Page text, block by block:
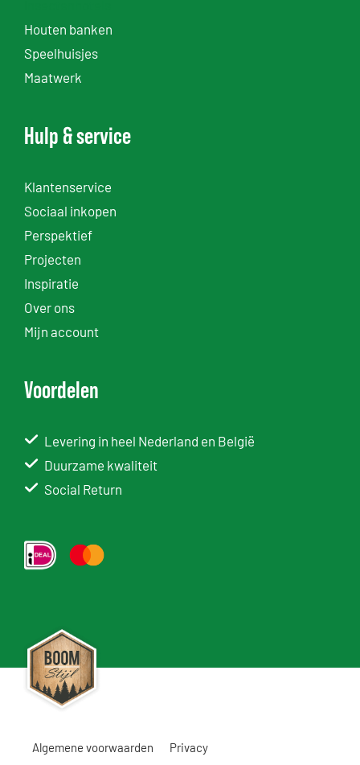
Houten banken
Speelhuisjes
Maatwerk
Hulp & service
Klantenservice
Sociaal inkopen
Perspektief
Projecten
Inspiratie
Over ons
Mijn account
Voordelen
Levering in heel Nederland en België
Duurzame kwaliteit
Social Return
Algemene voorwaarden Privacy